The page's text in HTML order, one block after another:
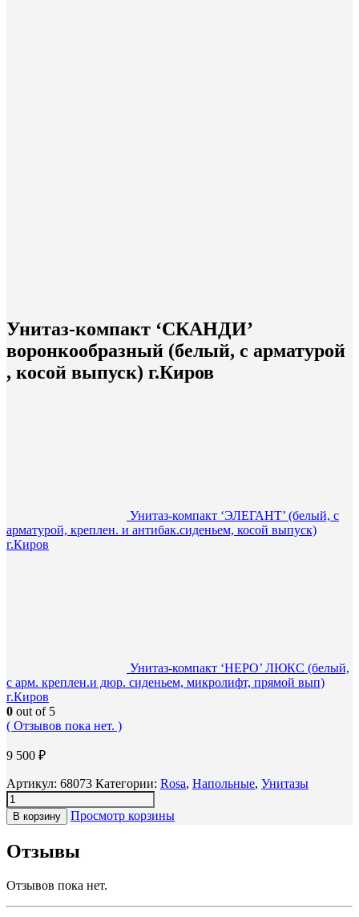
Унитаз-компакт ‘СКАНДИ’
воронкообразный (белый, с арматурой
, косой выпуск) г.Киров
Унитаз-компакт ‘ЭЛЕГАНТ’ (белый, с
арматурой, креплен. и антибак.сиденьем, косой выпуск)
г.Киров
Унитаз-компакт ‘НЕРО’ ЛЮКС (белый,
с арм. креплен.и дюр. сиденьем, микролифт, прямой вып)
г.Киров
0 out of 5
( Отзывов пока нет. )
9 500 ₽
Артикул: 68073 Категории: Rosa, Напольные, Унитазы
В корзину Просмотр корзины
Отзывы
Отзывов пока нет.